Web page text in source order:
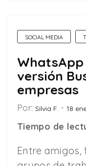
SOCIAL MEDIA
versión
empresas
Por: Silvia F. 18
Tiempo de
Entre amigos,